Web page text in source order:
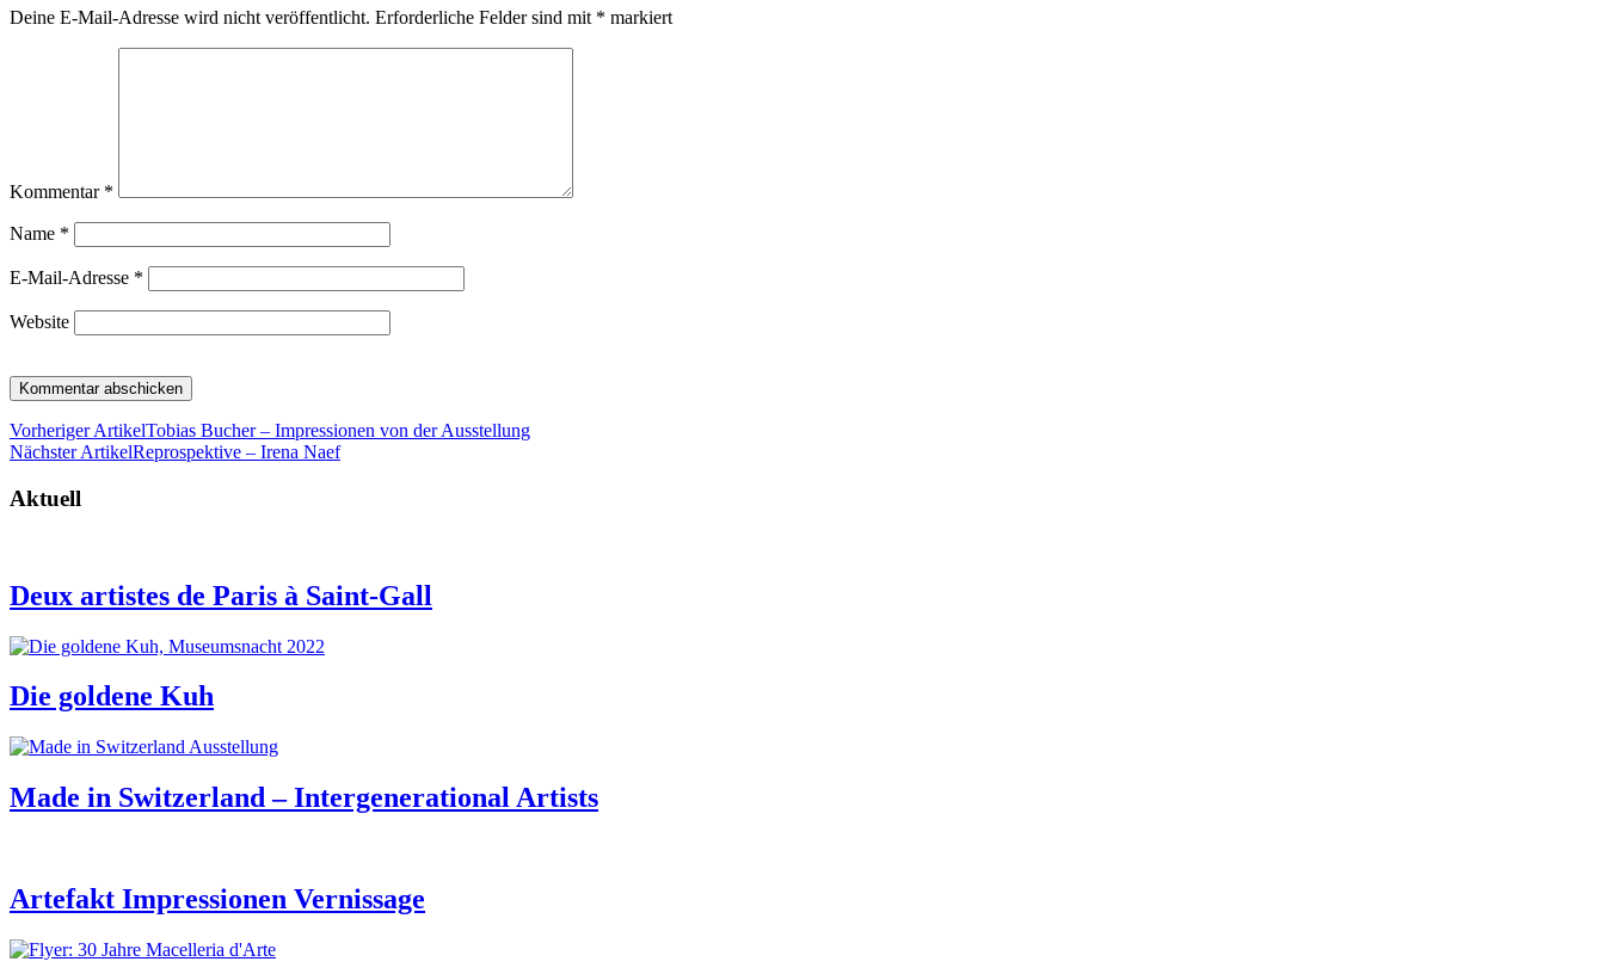
Deine E-Mail-Adresse wird nicht veröffentlicht. Erforderliche Felder sind mit * markiert
Kommentar *
Name *
E-Mail-Adresse *
Website
Vorheriger ArtikelTobias Bucher – Impressionen von der Ausstellung
Nächster ArtikelReprospektive – Irena Naef
Aktuell
Deux artistes de Paris à Saint-Gall
Die goldene Kuh
Made in Switzerland – Intergenerational Artists
Artefakt Impressionen Vernissage